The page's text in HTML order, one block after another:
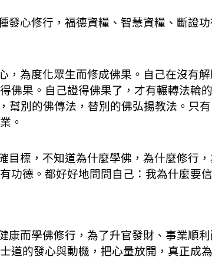
心修行，福德資糧、智慧資糧、斷證功
為度化眾生而修成佛果。自己在沒有解
佛果。自己證得佛果了，才有輾轉法輪
幫別的佛傳法，替別的佛弘揚教法。只
。
標，不知道為什麼學佛，為什麼修行
功德。都好好地問問自己：我為什麼要
而學佛修行，為了升官發財、事業順
道的發心與動機，把心量放開，真正成